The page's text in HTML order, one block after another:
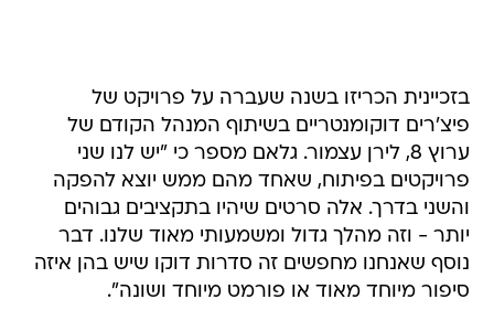
בזכיינית הכריזו בשנה שעברה על פרויקט של
פיצ'רים דוקומנטריים בשיתוף המנהל הקודם של
ערוץ 8, לירן עצמור. גלאם מספר כי "יש לנו שני
פרויקטים בפיתוח, שאחד מהם ממש יוצא להפקה
והשני בדרך. אלה סרטים שיהיו בתקציבים גבוהים
יותר - וזה מהלך גדול ומשמעותי מאוד שלנו. דבר
נוסף שאנחנו מחפשים זה סדרות דוקו שיש בהן איזה
סיפור מיוחד מאוד או פורמט מיוחד ושונה".